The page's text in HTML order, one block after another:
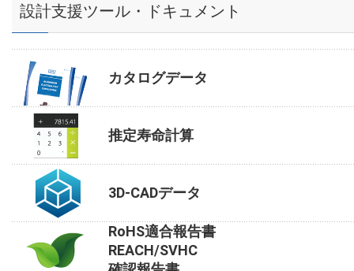
設計支援ツール・ドキュメント
カタログデータ
推定寿命計算
3D-CADデータ
RoHS適合報告書
REACH/SVHC